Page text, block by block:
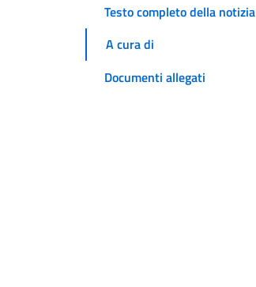
Testo completo della notizia
A cura di
Documenti allegati